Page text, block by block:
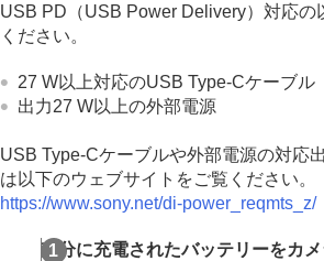
レンズを取り付ける/取りはずす
カメラの初期設定を行う
MENU一覧から機能を探す
撮影機能を活用する
再生する
カメラの設定を変更する
スマートフォンでできること
クラウドサービスを利用する
USB PD（USB Power Delivery）対応の
ください。
27 W以上対応のUSB Type-Cケーブル
出力27 W以上の外部電源
USB Type-Cケーブルや外部電源の対応
は以下のウェブサイトをご覧ください。
https://www.sony.net/di-power_reqmts_z/
充分に充電されたバッテリーをカメ